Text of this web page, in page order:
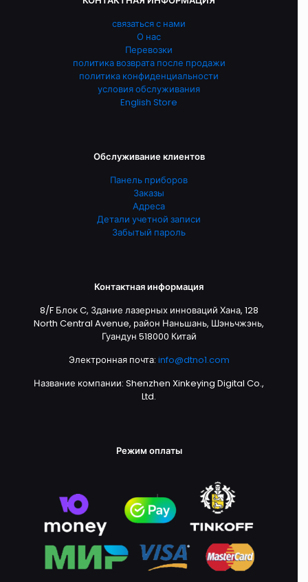
связаться с нами
О нас
Перевозки
политика возврата после продажи
политика конфиденциальности
условия обслуживания
English Store
Обслуживание клиентов
Панель приборов
Заказы
Адреса
Детали учетной записи
Забытый пароль
Контактная информация
8/F Блок C, Здание лазерных инноваций Хана, 128
North Central Avenue, район Наньшань, Шэньчжэнь,
Гуандун 518000 Китай
Электронная почта: info@dtno1.com
Название компании: Shenzhen Xinkeying Digital Co.,
Ltd.
Режим оплаты